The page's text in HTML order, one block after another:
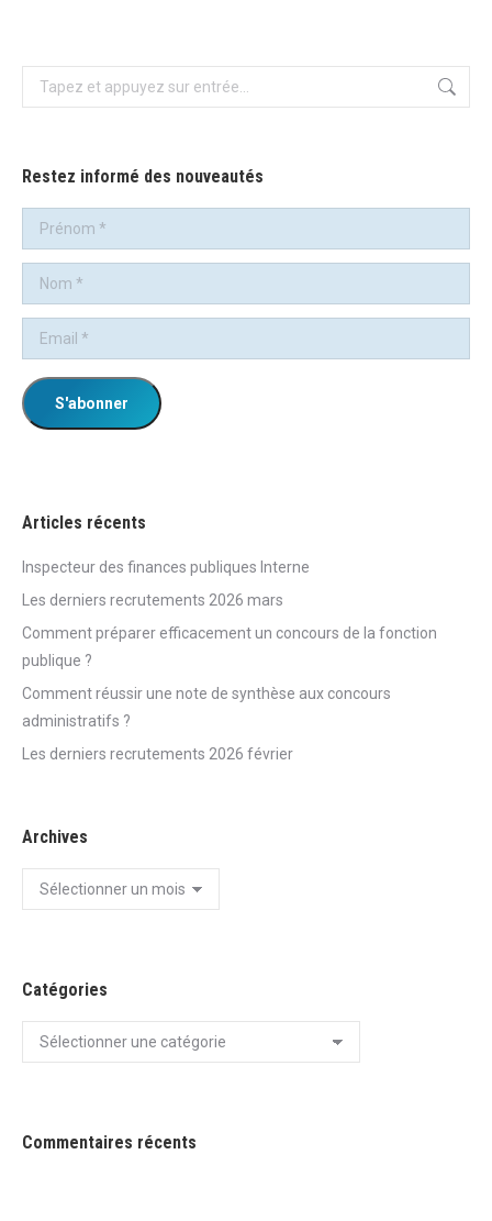
Recherche
:
Restez informé des nouveautés
Articles récents
Inspecteur des finances publiques Interne
Les derniers recrutements 2026 mars
Comment préparer efficacement un concours de la fonction
publique ?
Comment réussir une note de synthèse aux concours
administratifs ?
Les derniers recrutements 2026 février
Archives
Archives
Catégories
Catégories
Commentaires récents